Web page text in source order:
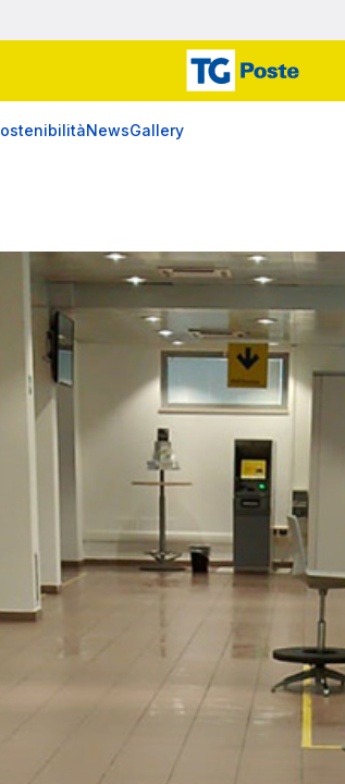
NewsGallery